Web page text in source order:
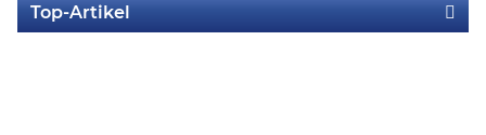
Top-Artikel